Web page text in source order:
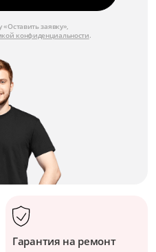
заявку»,
конфиденциальности.
Гарантия на ремонт